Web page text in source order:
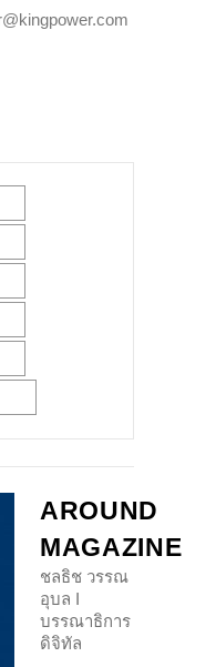
AROUND
MAGAZINE
ชลธิช วรรณ
อุบล I
บรรณาธิการ
ดิจิทัล